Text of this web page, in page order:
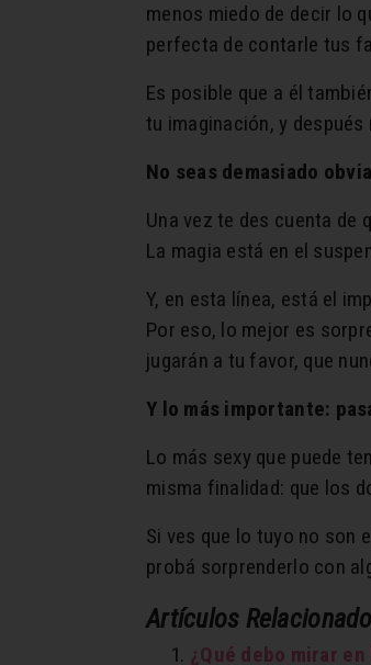
menos miedo de decir lo
perfecta de contarle tus
Es posible que a él
tu imaginación, y
No seas demasiado obvia
Una vez te des cuenta de
La magia está en el
Y, en esta línea, está el
Por eso, lo mejor es
jugarán a tu favor, que
Y lo más importante:
Lo más sexy que puede
misma finalidad: que los
Si ves que lo tuyo no son
probá sorprenderlo con
Artículos
¿Qué debo mirar